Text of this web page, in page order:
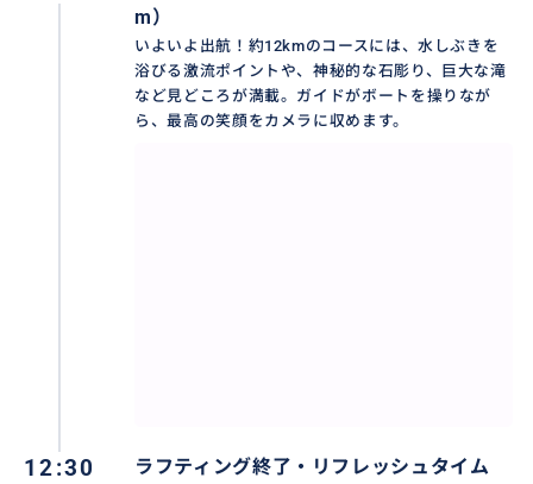
美しい渓谷美と水のエネルギーを全身に浴びて、癒や
m）
いよいよ出航！約12kmのコースには、水しぶきを
浴びる激流ポイントや、神秘的な石彫り、巨大な滝
など見どころが満載。ガイドがボートを操りなが
ら、最高の笑顔をカメラに収めます。
12:30 ラフティング終了・リフレッシュタイム